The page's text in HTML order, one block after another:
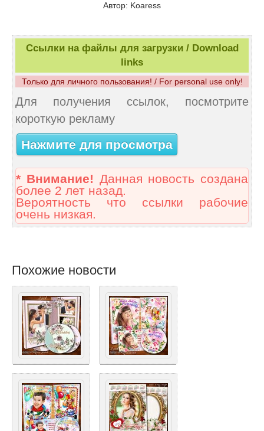
Автор: Koaress
Ссылки на файлы для загрузки / Download
links
Только для личного пользования! / For personal use only!
Для получения ссылок, посмотрите
короткую рекламу
Нажмите для просмотра
* Внимание! Данная новость создана
более 2 лет назад.
Вероятность что ссылки рабочие
очень низкая.
Похожие новости